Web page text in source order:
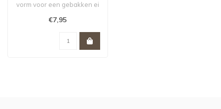
vorm voor een gebakken ei
van Ibili! De eier bakring g..
€7,95